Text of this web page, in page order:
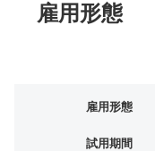
雇用形態
雇用形態
試用期間